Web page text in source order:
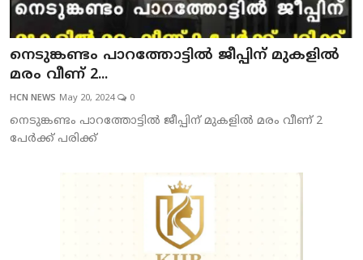
നെടുങ്കണ്ടം പാറത്തോട്ടില്‍ ജീപ്പിന് മുകളില്‍
മരം വീണ് 2...
HCN NEWS May 20, 2024 0
നെടുങ്കണ്ടം പാറത്തോട്ടില്‍ ജീപ്പിന് മുകളില്‍ മരം വീണ് 2
പേര്‍ക്ക് പരിക്ക്